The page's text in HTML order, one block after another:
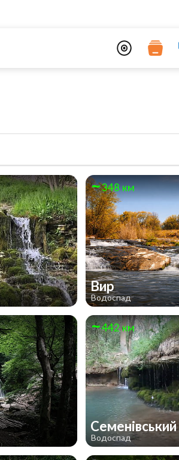
348 км
Вир
Водоспад
442 км
Семенівський
Водоспад